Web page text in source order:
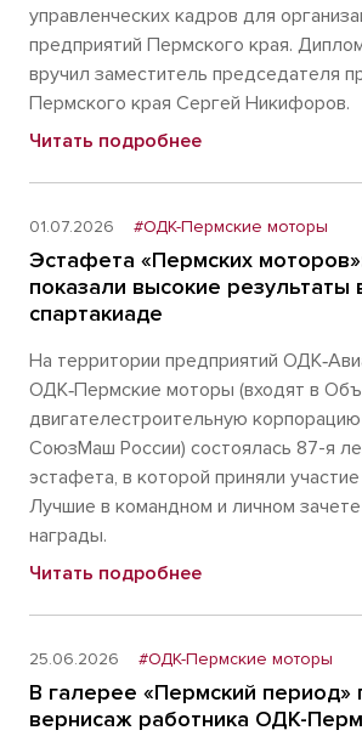
управленческих кадров для
предприятий Пермского края.
вручил заместитель председателя
Пермского края Сергей Никифоров.
Читать подробнее
01.07.2026 #ОДК-Пермские моторы
Эстафета «Пермских
показали высокие результаты
спартакиаде
На территории предприятий
ОДК‑Пермские моторы (входят в
двигателестроительную
СоюзМаш России) состоялась 87-я
эстафета, в которой приняли
Лучшие в командном и личном
награды.
Читать подробнее
25.06.2026 #ОДК-Пермские моторы
В галерее «Пермский период»
вернисаж работника ОДК-